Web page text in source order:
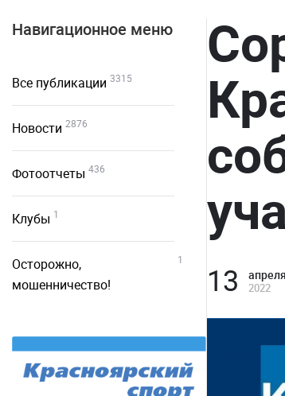
Навигационное меню
Все публикации 3315
Новости 2876
Фотоотчеты 436
Клубы 1
Осторожно,
мошенничество!
1
13 апреля
2022